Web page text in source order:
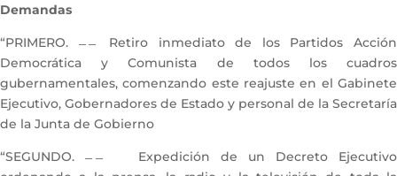
Demandas
“PRIMERO. ̶ ̶ Retiro inmediato de los Partidos Acción
Democrática y Comunista de todos los cuadros
gubernamentales, comenzando este reajuste en el Gabinete
Ejecutivo, Gobernadores de Estado y personal de la Secretaría
de la Junta de Gobierno
“SEGUNDO. ̶ ̶ Expedición de un Decreto Ejecutivo